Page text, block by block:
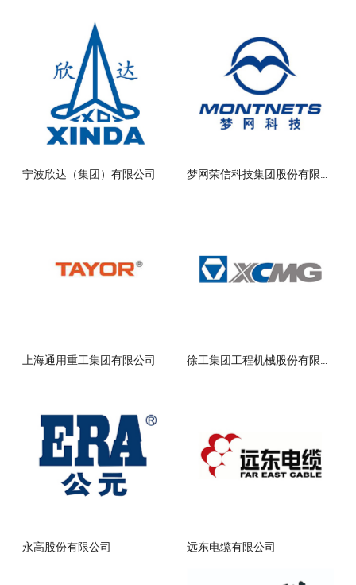
宁波欣达（集团）有限公司
上海通用重工集团有限公司 徐工集团工程机械股份有限公司
永高股份有限公司 远东电缆有限公司